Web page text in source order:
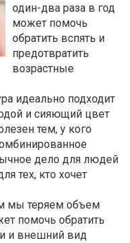
один-два раза в год
может помочь
обратить вспять и
предотвратить
возрастные
идеально подходит
и сияющий цвет
тем, у кого
дело для людей
тех, кто хочет
мы теряем объем
помочь обратить
и внешний вид